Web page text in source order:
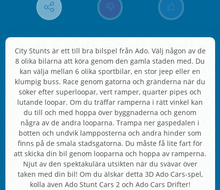
City Stunts är ett till bra bilspel från Ado. Välj någon av de
8 olika bilarna att köra genom den gamla staden med. Du
kan välja mellan 6 olika sportbilar, en stor jeep eller en
klumpig buss. Race genom gatorna och gränderna när du
söker efter superloopar, vert ramper, quarter pipes och
lutande loopar. Om du träffar ramperna i rätt vinkel kan
du till och med hoppa över byggnaderna och genom
några av de andra looparna. Trampa ner gaspedalen i
botten och undvik lampposterna och andra hinder som
finns på de smala stadsgatorna. Du måste få lite fart för
att skicka din bil genom looparna och hoppa av ramperna.
Njut av den spektakulära utsikten när du svävar över
taken med din bil! Om du älskar detta 3D Ado Cars-spel,
kolla även Ado Stunt Cars 2 och Ado Cars Drifter!